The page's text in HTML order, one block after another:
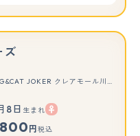
ズ
もっと見る
DOG&CAT JOKER クレアモール川越店
8日 生まれ
円 税込